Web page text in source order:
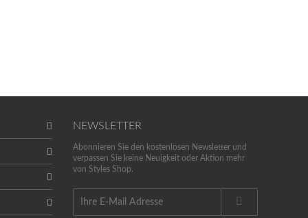
NEWSLETTER
Abonnieren Sie den kostenlosen Newsletter und
verpassen Sie keine Neuigkeit oder Aktion mehr
von Styles Shop.